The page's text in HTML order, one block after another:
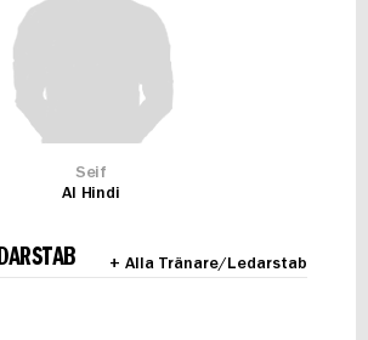
Seif
Al Hindi
+ Alla Tränare/Ledarstab